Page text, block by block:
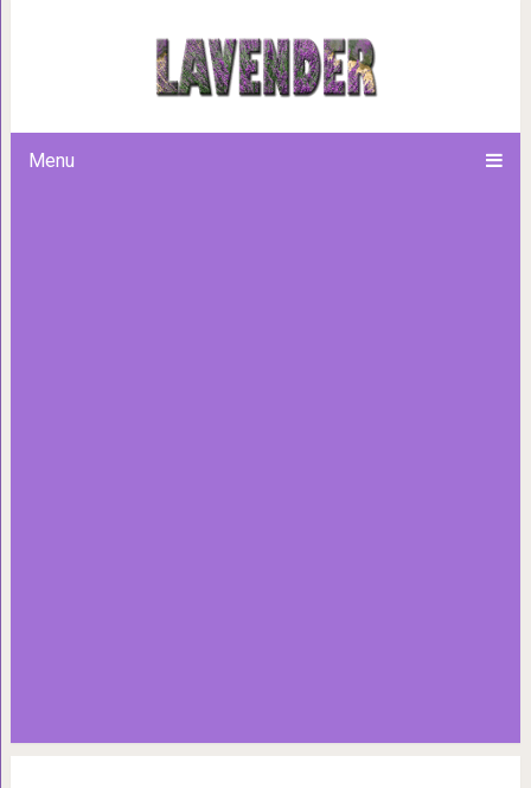
Menu
Мама троих детей решила,
это скучно, и подошла к